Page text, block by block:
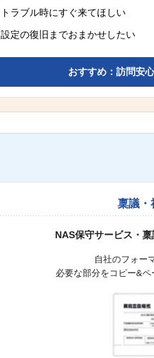
トラブル時にすぐ来てほしい
設定の復旧までおまかせしたい
おすすめ：訪問安
稟議・
NAS保守サービス・稟
自社のフォー
必要な部分をコピー&ペ